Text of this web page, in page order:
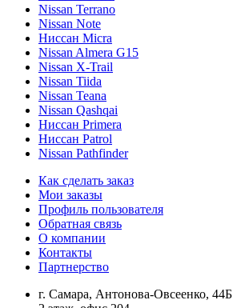
Nissan Terrano
Nissan Note
Ниссан Micra
Nissan Almera G15
Nissan X-Trail
Nissan Tiida
Nissan Teana
Nissan Qashqai
Ниссан Primera
Ниссан Patrol
Nissan Pathfinder
Как сделать заказ
Мои заказы
Профиль пользователя
Обратная связь
О компании
Контакты
Партнерство
г. Самара, Антонова-Овсеенко, 44Б